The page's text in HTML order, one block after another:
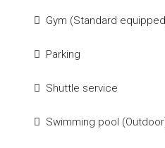
Gym (Standard
Parking
Shuttle service
Swimming pool